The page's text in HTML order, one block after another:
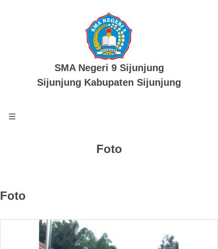
SMA Negeri 9 Sijunjung
Sijunjung Kabupaten Sijunjung
Foto
Foto